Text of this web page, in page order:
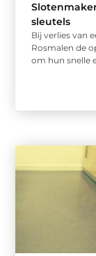
sleutels
Bij verlies van
Rosmalen de
om hun snelle